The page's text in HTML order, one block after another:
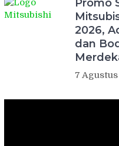
Promo
2026,
dan
7